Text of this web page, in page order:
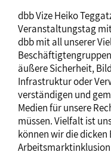
dbb Vize Heiko
Veranstaltungstag
dbb mit all unserer
äußere Sicherheit,
Infrastruktur oder
verständigen und
Medien für unsere
müssen. Vielfalt ist
können wir die
Arbeitsmarktinklusion